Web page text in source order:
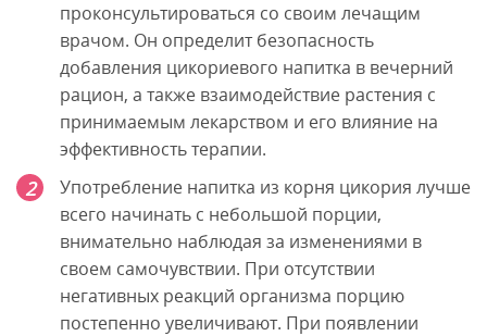
проконсультироваться со своим лечащим
врачом. Он определит безопасность
добавления цикориевого напитка в вечерний
рацион, а также взаимодействие растения с
принимаемым лекарством и его влияние на
эффективность терапии.
Употребление напитка из корня цикория лучше
всего начинать с небольшой порции,
внимательно наблюдая за изменениями в
своем самочувствии. При отсутствии
негативных реакций организма порцию
постепенно увеличивают. При появлении